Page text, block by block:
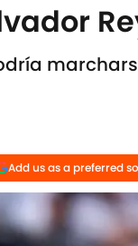
Add us as a preferred